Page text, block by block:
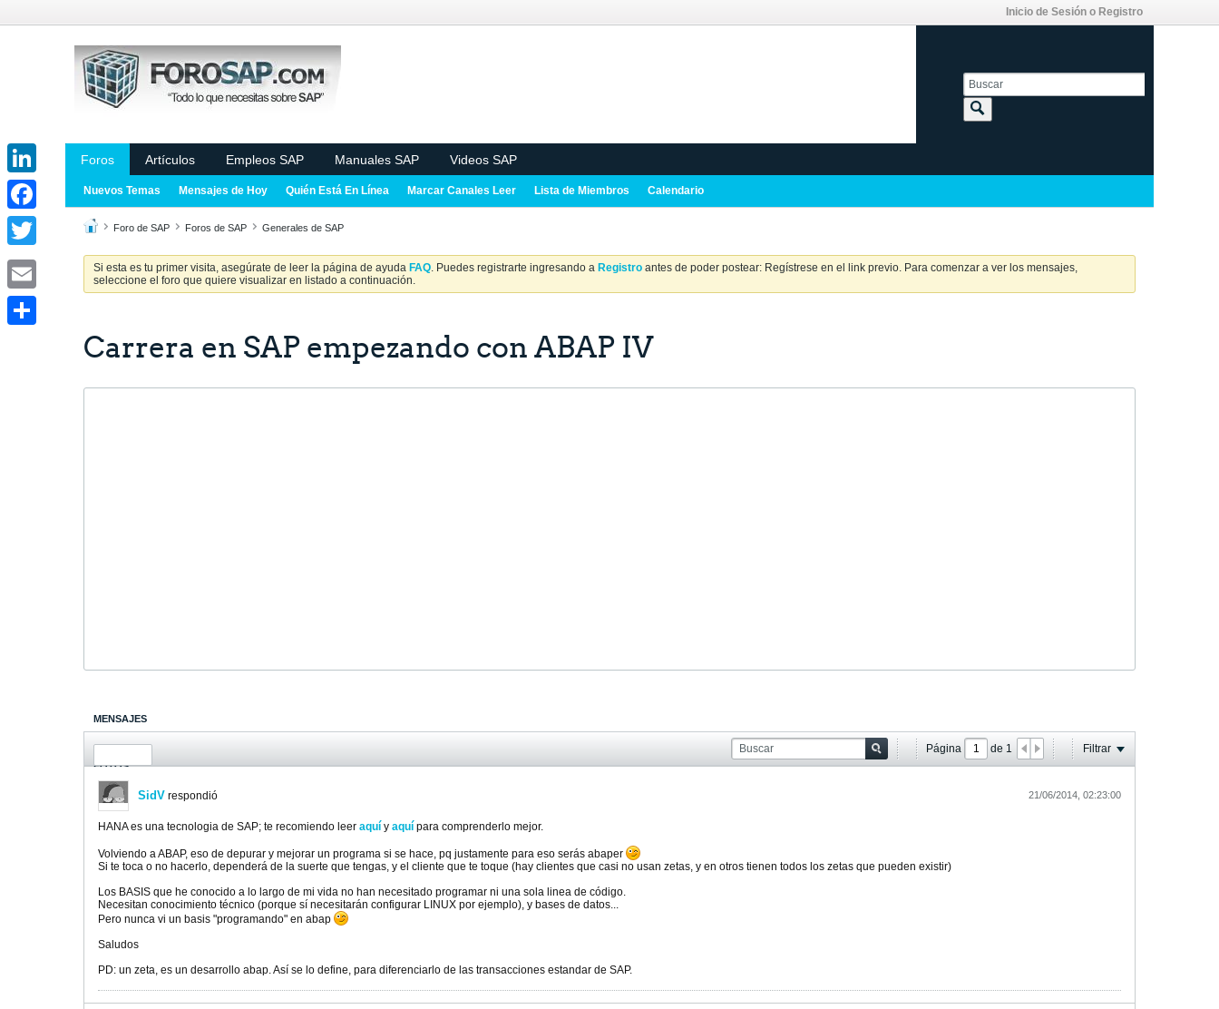
Inicio de Sesión o Registro
Foros Artículos Empleos SAP Manuales SAP Videos SAP
Nuevos Temas Mensajes de Hoy Quién Está En Línea Marcar Canales Leer Lista de Miembros Calendario
Foro de SAP Foros de SAP Generales de SAP
Si esta es tu primer visita, asegúrate de leer la página de ayuda FAQ. Puedes registrarte ingresando a Registro antes de poder postear: Regístrese en el link previo. Para comenzar a ver los mensajes,
seleccione el foro que quiere visualizar en listado a continuación.
Carrera en SAP empezando con ABAP IV
MENSAJES
ÚLTIMA ACTIVIDAD
FOTOS
Página de 1 Filtrar
SidV respondió 21/06/2014, 02:23:00
HANA es una tecnologia de SAP; te recomiendo leer aquí y aquí para comprenderlo mejor.
Volviendo a ABAP, eso de depurar y mejorar un programa si se hace, pq justamente para eso serás abaper
Si te toca o no hacerlo, dependerá de la suerte que tengas, y el cliente que te toque (hay clientes que casi no usan zetas, y en otros tienen todos los zetas que pueden existir)
Los BASIS que he conocido a lo largo de mi vida no han necesitado programar ni una sola linea de código.
Necesitan conocimiento técnico (porque sí necesitarán configurar LINUX por ejemplo), y bases de datos...
Pero nunca vi un basis "programando" en abap
Saludos
PD: un zeta, es un desarrollo abap. Así se lo define, para diferenciarlo de las transacciones estandar de SAP.
LinkedIn
Facebook
Twitter
Email